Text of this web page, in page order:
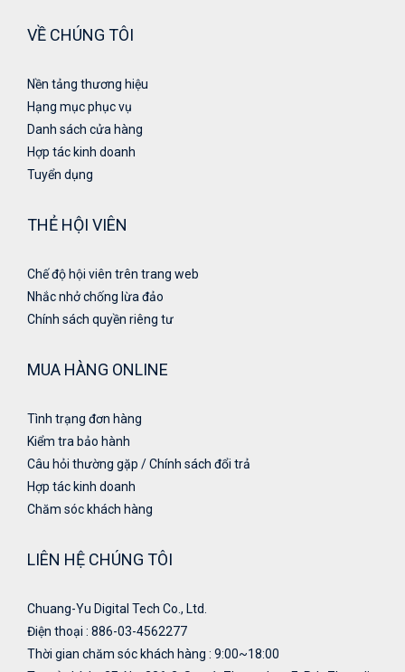
VỀ CHÚNG TÔI
Nền tảng thương hiệu
Hạng mục phục vụ
Danh sách cửa hàng
Hợp tác kinh doanh
Tuyển dụng
THẺ HỘI VIÊN
Chế độ hội viên trên trang web
Nhắc nhở chống lừa đảo
Chính sách quyền riêng tư
MUA HÀNG ONLINE
Tình trạng đơn hàng
Kiểm tra bảo hành
Câu hỏi thường gặp / Chính sách đổi trả
Hợp tác kinh doanh
Chăm sóc khách hàng
LIÊN HỆ CHÚNG TÔI
Chuang-Yu Digital Tech Co., Ltd.
Điện thoại : 886-03-4562277
Thời gian chăm sóc khách hàng : 9:00~18:00